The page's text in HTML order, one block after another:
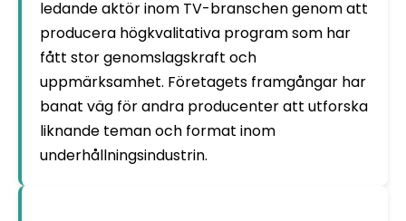
ledande aktör inom TV-branschen genom att
producera högkvalitativa program som har
fått stor genomslagskraft och
uppmärksamhet. Företagets framgångar har
banat väg för andra producenter att utforska
liknande teman och format inom
underhållningsindustrin.